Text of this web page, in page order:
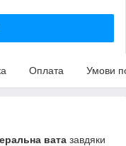
Оплата Умови
вата завдяки